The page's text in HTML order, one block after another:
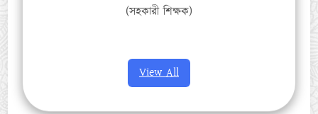
(সহকারী শিক্ষক)
View All